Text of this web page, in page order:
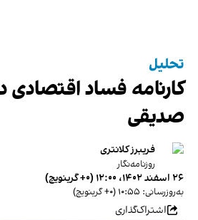
تحلیل
کارنامه فساد
صدیقی
فریبرز کلانتری
روزنامه‌نگار
۲۶ اسفند ۱۴۰۲، ۱۲:۰۰ (‎+۰ گرینویچ)
به‌روزرسانی: ۱۰:۵۵ (‎+۰ گرینویچ)
اشتراک‌گذاری